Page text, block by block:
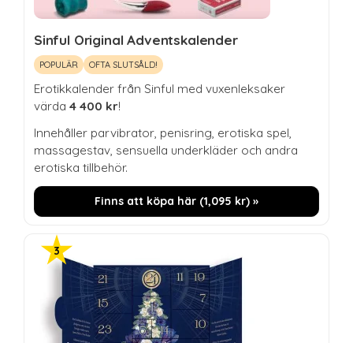
Sinful Original Adventskalender
POPULÄR OFTA SLUTSÅLD!
Erotikkalender från Sinful med vuxenleksaker
värda 4 400 kr!
Innehåller parvibrator, penisring, erotiska spel,
massagestav, sensuella underkläder och andra
erotiska tillbehör.
Finns att köpa här (1,095 kr) »